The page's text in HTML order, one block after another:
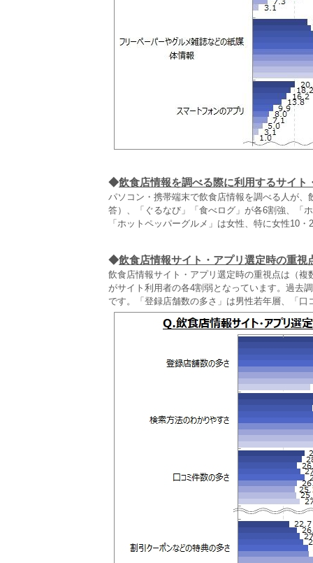
◆飲食店情報を調べる際に利用するサイト
パソコン・携帯端末で飲食店情報を調べる人が
答）、「ぐるなび」「食べログ」が各6割強、「
「ホットペッパーグルメ」は女性、特に女性10
◆飲食店情報サイト・アプリ選定時の重視
飲食店情報サイト・アプリ選定時の重視点は（
がサイト利用者の各4割弱となっています。過去
です。「登録店舗数の多さ」は男性若年層、「